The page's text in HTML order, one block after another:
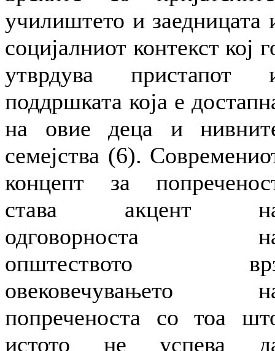
училиштето и заедницата
социјалниот контекст кој
утврдува пристапот
поддршката која е
на овие деца и
семејства (6).
концепт за
става акцент
одговорноста
општеството
овековечувањето
попреченоста со тоа
истото не успева